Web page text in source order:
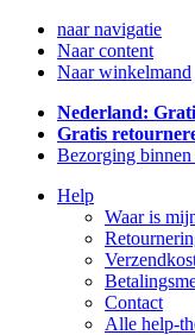
naar navigatie
Naar content
Naar winkelmand
Nederland:
Gratis
Bezorging
Help
Waar is
Contact
Alle help-